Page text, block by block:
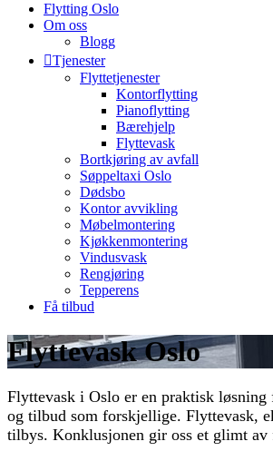
Flytting Oslo
Om oss
Blogg
Tjenester
Flyttetjenester
Kontorflytting
Pianoflytting
Bærehjelp
Flyttevask
Bortkjøring av avfall
Søppeltaxi Oslo
Dødsbo
Kontor avvikling
Møbelmontering
Kjøkkenmontering
Vindusvask
Rengjøring
Tepperens
Få tilbud
Flyttevask Oslo
Flyttevask i Oslo er en praktisk
og tilbud som forskjellige. Flyttevask,
tilbys. Konklusjonen gir oss et glimt